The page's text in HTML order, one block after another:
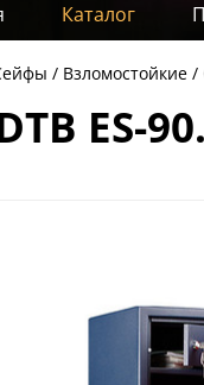
Каталог
Взломостойкие
ES-